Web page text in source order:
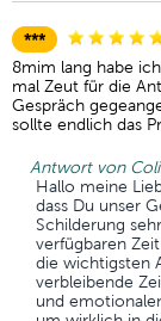
***
8mim lang habe
mal Zeut für die
Gespräch
sollte endlich das
Antwort von
Hallo meine
dass Du unser
Schilderung
verfügbaren
die wichtigsten
verbleibende
und